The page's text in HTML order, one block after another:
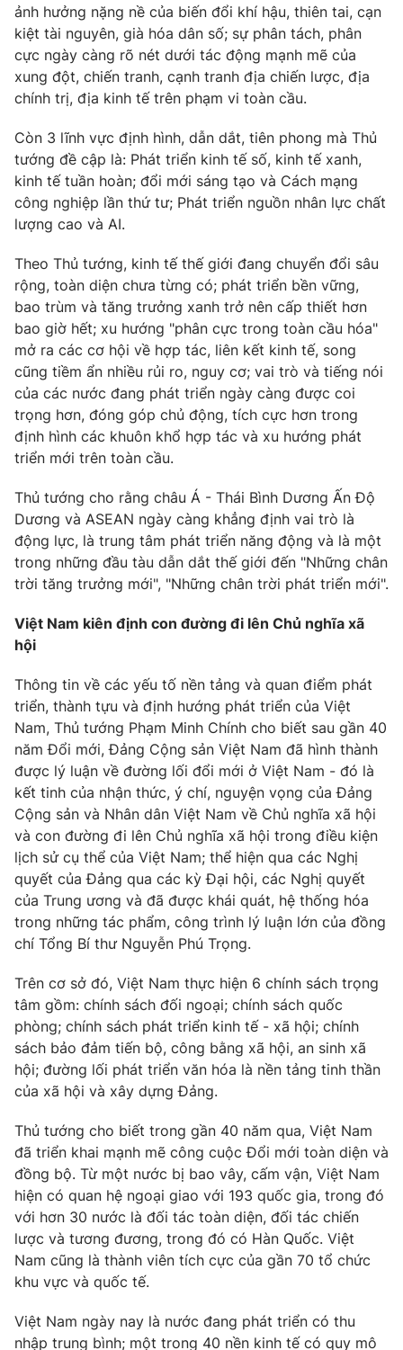
® Cấm sao chép dưới mọi hình thức nếu không có sự chấp
thuận bằng văn bản. Ghi rõ nguồn VTV.vn khi phát hành lại
thông tin từ website này.
ảnh hưởng nặng nề của biến đổi khí hậu, thiên tai, cạn
kiệt tài nguyên, già hóa dân số; sự phân tách, phân
cực ngày càng rõ nét dưới tác động mạnh mẽ của
xung đột, chiến tranh, cạnh tranh địa chiến lược, địa
chính trị, địa kinh tế trên phạm vi toàn cầu.
Còn 3 lĩnh vực định hình, dẫn dắt, tiên phong mà Thủ
tướng đề cập là: Phát triển kinh tế số, kinh tế xanh,
kinh tế tuần hoàn; đổi mới sáng tạo và Cách mạng
công nghiệp lần thứ tư; Phát triển nguồn nhân lực chất
lượng cao và AI.
Theo Thủ tướng, kinh tế thế giới đang chuyển đổi sâu
rộng, toàn diện chưa từng có; phát triển bền vững,
bao trùm và tăng trưởng xanh trở nên cấp thiết hơn
bao giờ hết; xu hướng "phân cực trong toàn cầu hóa"
mở ra các cơ hội về hợp tác, liên kết kinh tế, song
cũng tiềm ẩn nhiều rủi ro, nguy cơ; vai trò và tiếng nói
của các nước đang phát triển ngày càng được coi
trọng hơn, đóng góp chủ động, tích cực hơn trong
định hình các khuôn khổ hợp tác và xu hướng phát
triển mới trên toàn cầu.
Thủ tướng cho rằng châu Á - Thái Bình Dương Ấn Độ
Dương và ASEAN ngày càng khẳng định vai trò là
động lực, là trung tâm phát triển năng động và là một
trong những đầu tàu dẫn dắt thế giới đến "Những chân
trời tăng trưởng mới", "Những chân trời phát triển mới".
Việt Nam kiên định con đường đi lên Chủ nghĩa xã
hội
Thông tin về các yếu tố nền tảng và quan điểm phát
triển, thành tựu và định hướng phát triển của Việt
Nam, Thủ tướng Phạm Minh Chính cho biết sau gần 40
năm Đổi mới, Đảng Cộng sản Việt Nam đã hình thành
được lý luận về đường lối đổi mới ở Việt Nam - đó là
kết tinh của nhận thức, ý chí, nguyện vọng của Đảng
Cộng sản và Nhân dân Việt Nam về Chủ nghĩa xã hội
và con đường đi lên Chủ nghĩa xã hội trong điều kiện
lịch sử cụ thể của Việt Nam; thể hiện qua các Nghị
quyết của Đảng qua các kỳ Đại hội, các Nghị quyết
của Trung ương và đã được khái quát, hệ thống hóa
trong những tác phẩm, công trình lý luận lớn của đồng
chí Tổng Bí thư Nguyễn Phú Trọng.
Trên cơ sở đó, Việt Nam thực hiện 6 chính sách trọng
tâm gồm: chính sách đối ngoại; chính sách quốc
phòng; chính sách phát triển kinh tế - xã hội; chính
sách bảo đảm tiến bộ, công bằng xã hội, an sinh xã
hội; đường lối phát triển văn hóa là nền tảng tinh thần
của xã hội và xây dựng Đảng.
Thủ tướng cho biết trong gần 40 năm qua, Việt Nam
đã triển khai mạnh mẽ công cuộc Đổi mới toàn diện và
đồng bộ. Từ một nước bị bao vây, cấm vận, Việt Nam
hiện có quan hệ ngoại giao với 193 quốc gia, trong đó
với hơn 30 nước là đối tác toàn diện, đối tác chiến
lược và tương đương, trong đó có Hàn Quốc. Việt
Nam cũng là thành viên tích cực của gần 70 tổ chức
khu vực và quốc tế.
Việt Nam ngày nay là nước đang phát triển có thu
nhập trung bình; một trong 40 nền kinh tế có quy mô